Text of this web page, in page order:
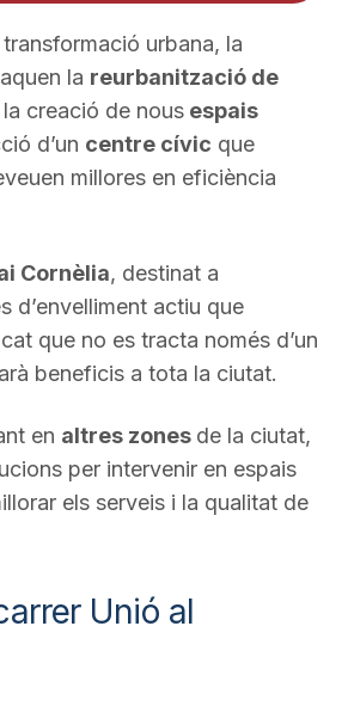
les
tecles
de
fletxa
cap
a
incrementar
o
el
volum.
urbana, la
la reurbanització de
creació de nousespais
d’un centre cívic que
millores en eficiència
Cornèlia, destinat a
d’envelliment actiu que
que no es tracta només d’un
beneficis a tota la ciutat.
en altres zones de la ciutat,
per intervenir en espais
els serveis i la qualitat de
Unió al